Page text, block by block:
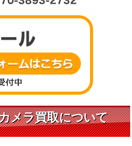
メラ買取について